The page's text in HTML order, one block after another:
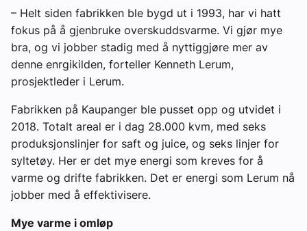
Tips oss
eBlad
– Helt siden fabrikken ble bygd ut i 1993, har vi hatt
fokus på å gjenbruke overskuddsvarme. Vi gjør mye
bra, og vi jobber stadig med å nyttiggjøre mer av
denne enrgikilden, forteller Kenneth Lerum,
prosjektleder i Lerum.
Fabrikken på Kaupanger ble pusset opp og utvidet i
2018. Totalt areal er i dag 28.000 kvm, med seks
produksjonslinjer for saft og juice, og seks linjer for
syltetøy. Her er det mye energi som kreves for å
varme og drifte fabrikken. Det er energi som Lerum nå
jobber med å effektivisere.
Mye varme i omløp